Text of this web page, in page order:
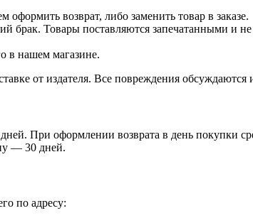
возврат, либо заменить товар в заказе.
брак. Товары поставляются запечатанными и
в нашем магазине.
от издателя. Все повреждения
При оформлении возврата в день покупки
— 30 дней.
по адресу: